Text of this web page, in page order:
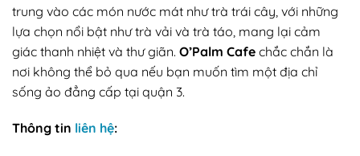
trung vào các món nước mát như trà trái cây, với những
lựa chọn nổi bật như trà vải và trà táo, mang lại cảm
giác thanh nhiệt và thư giãn. O’Palm Cafe chắc chắn là
nơi không thể bỏ qua nếu bạn muốn tìm một địa chỉ
sống ảo đẳng cấp tại quận 3.
Thông tin liên hệ: